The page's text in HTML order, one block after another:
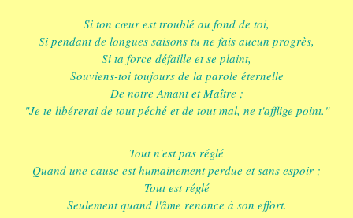
Si ton cœur est troublé au fond de toi,
Si pendant de longues saisons tu ne fais aucun progrès,
Si ta force défaille et se plaint,
Souviens-toi toujours de la parole éternelle
De notre Amant et Maître ;
"Je te libérerai de tout péché et de tout mal, ne t'afflige point."
Tout n'est pas réglé
Quand une cause est humainement perdue et sans espoir ;
Tout est réglé
Seulement quand l'âme renonce à son effort.